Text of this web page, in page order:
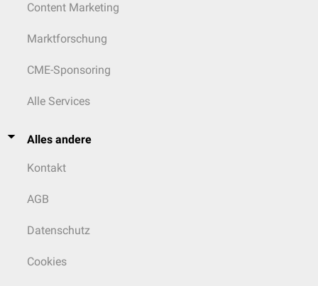
Content Marketing
Marktforschung
CME-Sponsoring
Alle Services
Alles andere
Kontakt
AGB
Datenschutz
Cookies